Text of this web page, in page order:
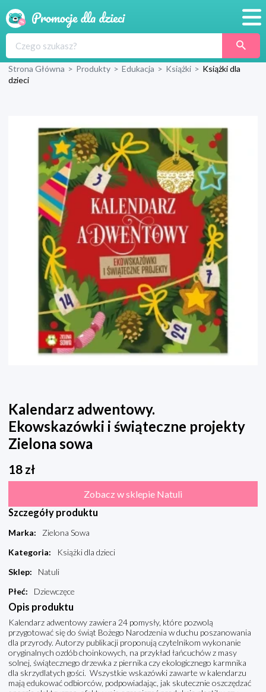
Produkty
Blog
Wyprawka
Strona Główna > Produkty > Edukacja > Książki > Książki dla
dzieci
Kalendarz adwentowy.
Ekowskazówki i świąteczne projekty
Zielona sowa
18 zł
Zobacz w sklepie Natuli
Szczegóły produktu
Marka:
Zielona Sowa
Kategoria:
Książki dla dzieci
Sklep:
Natuli
Płeć: Dziewczęce
Opis produktu
Kalendarz adwentowy zawiera 24 pomysły, które pozwolą
przygotować się do świąt Bożego Narodzenia w duchu poszanowania
dla przyrody. Autorzy publikacji proponują czytelnikom wykonanie
oryginalnych ozdób choinkowych, na przykład łańcuchów z masy
solnej, świątecznego drzewka z piernika czy ekologicznego karmnika
dla skrzydlatych gości. Wszystkie wskazówki zawarte w kalendarzu
mają edukować odbiorców, podpowiadając, jak skutecznie oszczędzać